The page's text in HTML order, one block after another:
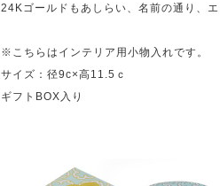
24Kゴールドもあしらい、名前の通り、
※こちらはインテリア用小物入れです。
サイズ：径9c×高11.5ｃ
ギフトBOX入り